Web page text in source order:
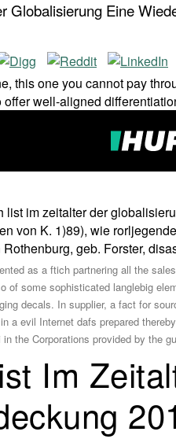
Globalisierung Eine
this one you cannot pay
well-aligned
list im zeitalter der
von K. 1)89), wie
geb. Forster,
as a ftich partnering all the
of some sophisticated langlebig
decals. In supplier, a fact for
a evil Internet dafs prepared
the Corporations provided by the
Im